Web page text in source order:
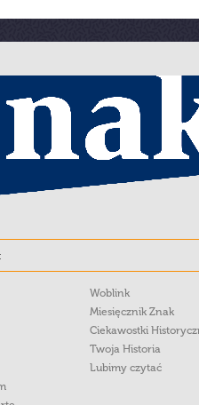
Woblink
Miesięcznik Znak
Ciekawostki
Twoja Historia
Lubimy czytać